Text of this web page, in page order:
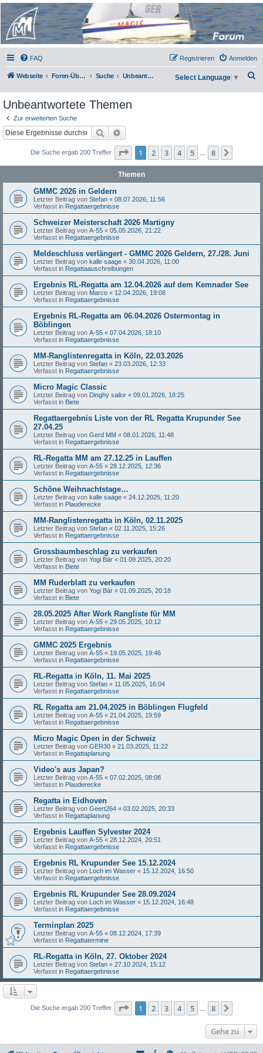
Micro Magic Forum
Deutschland
FAQ Anmelden
Registrieren
Webseite Foren-Übersicht Suche Unbeantwortete Themen Select Language ▼
Unbeantwortete Themen
Zur erweiterten Suche
Suche
Die Suche ergab 200 Treffer Seite 1von
1 2 3 4 5 8
Themen
GMMC 2026 in Geldern
Letzter Beitrag von Stefan « 08.07.2026, 11:56
Verfasst in Regattaergebnisse
Schweizer Meisterschaft 2026 Martigny
Letzter Beitrag von A-55 « 05.05.2026, 21:22
Verfasst in Regattaergebnisse
Meldeschluss verlängert - GMMC 2026 Geldern, 27./28. Juni
Letzter Beitrag von kalle saage « 30.04.2026, 11:00
Verfasst in Regattaauschreibungen
Ergebnis RL-Regatta am 12.04.2026 auf dem Kemnader See
Letzter Beitrag von Marco « 12.04.2026, 19:08
Verfasst in Regattaergebnisse
Ergebnis RL-Regatta am 06.04.2026 Ostermontag in
Böblingen
Letzter Beitrag von A-55 « 07.04.2026, 18:10
Verfasst in Regattaergebnisse
MM-Ranglistenregatta in Köln, 22.03.2026
Letzter Beitrag von Stefan « 23.03.2026, 12:33
Verfasst in Regattaergebnisse
Micro Magic Classic
Letzter Beitrag von Dinghy sailor « 09.01.2026, 18:25
Verfasst in Biete
Regattaergebnis Liste von der RL Regatta Krupunder See
27.04.25
Letzter Beitrag von Gerd MM « 08.01.2026, 11:48
Verfasst in Regattaergebnisse
RL-Regatta MM am 27.12.25 in Lauffen
Letzter Beitrag von A-55 « 28.12.2025, 12:36
Verfasst in Regattaergebnisse
Schöne Weihnachtstage…
Letzter Beitrag von kalle saage « 24.12.2025, 11:20
Verfasst in Plauderecke
MM-Ranglistenregatta in Köln, 02.11.2025
Letzter Beitrag von Stefan « 02.11.2025, 15:26
Verfasst in Regattaergebnisse
Grossbaumbeschlag zu verkaufen
Letzter Beitrag von Yogi Bär « 01.09.2025, 20:20
Verfasst in Biete
MM Ruderblatt zu verkaufen
Letzter Beitrag von Yogi Bär « 01.09.2025, 20:18
Verfasst in Biete
28.05.2025 After Work Rangliste für MM
Letzter Beitrag von A-55 « 29.05.2025, 10:12
Verfasst in Regattaergebnisse
GMMC 2025 Ergebnis
Letzter Beitrag von A-55 « 19.05.2025, 19:46
Verfasst in Regattaergebnisse
RL-Regatta in Köln, 11. Mai 2025
Letzter Beitrag von Stefan « 11.05.2025, 16:04
Verfasst in Regattaergebnisse
RL Regatta am 21.04.2025 in Böblingen Flugfeld
Letzter Beitrag von A-55 « 21.04.2025, 19:59
Verfasst in Regattaergebnisse
Micro Magic Open in der Schweiz
Letzter Beitrag von GER30 « 21.03.2025, 11:22
Verfasst in Regattaplanung
Video's aus Japan?
Letzter Beitrag von A-55 « 07.02.2025, 08:08
Verfasst in Plauderecke
Regatta in Eidhoven
Letzter Beitrag von Geert264 « 03.02.2025, 20:33
Verfasst in Regattaplanung
Ergebnis Lauffen Sylvester 2024
Letzter Beitrag von A-55 « 28.12.2024, 20:51
Verfasst in Regattaergebnisse
Ergebnis RL Krupunder See 15.12.2024
Letzter Beitrag von Loch im Wasser « 15.12.2024, 16:50
Verfasst in Regattaergebnisse
Ergebnis RL Krupunder See 28.09.2024
Letzter Beitrag von Loch im Wasser « 15.12.2024, 16:48
Verfasst in Regattaergebnisse
Terminplan 2025
Letzter Beitrag von A-55 « 08.12.2024, 17:39
Verfasst in Regattatermine
RL-Regatta in Köln, 27. Oktober 2024
Letzter Beitrag von Stefan « 27.10.2024, 15:12
Verfasst in Regattaergebnisse
Die Suche ergab 200 Treffer Seite 1von
1 2 3 4 5 8
Gehe zu